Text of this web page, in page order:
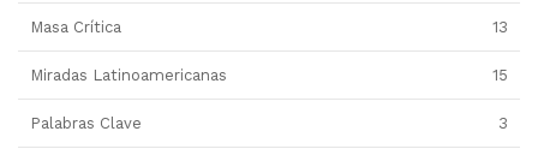
Masa Crítica 13
Miradas Latinoamericanas 15
Palabras Clave 3